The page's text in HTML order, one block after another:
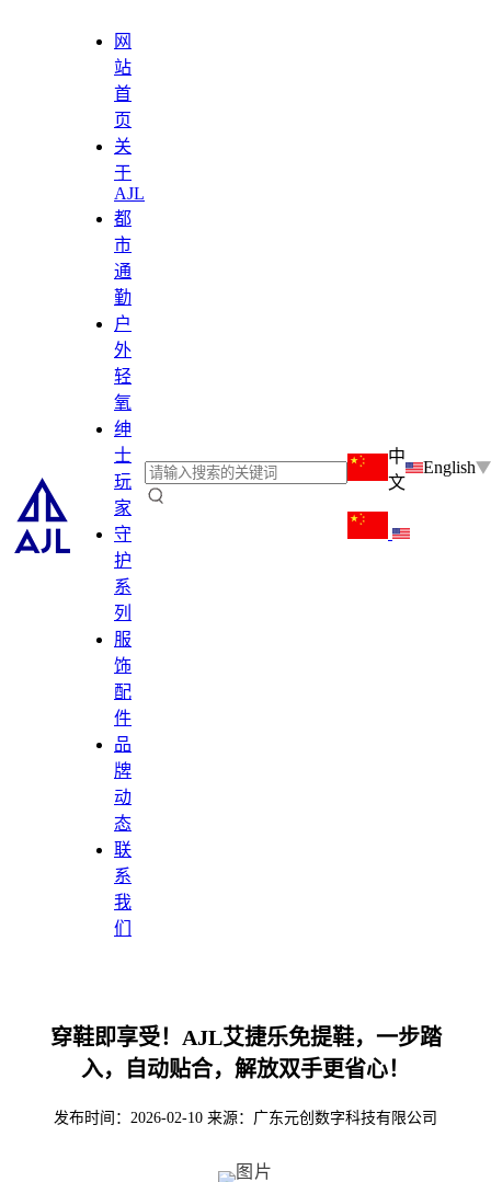
网
站
首
页
关
于
AJL
都
市
通
勤
户
外
轻
氧
绅
士
玩
家
守
护
系
列
服
饰
配
件
品
牌
动
态
联
系
我
们
中
文
English
穿鞋即享受！AJL艾捷乐免提鞋，一步踏
入，自动贴合，解放双手更省心！
发布时间：2026-02-10 来源：广东元创数字科技有限公司